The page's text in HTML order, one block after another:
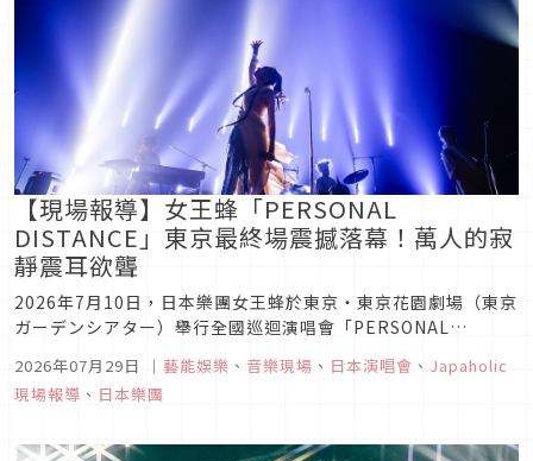
【現場報導】女王蜂「PERSONAL
DISTANCE」東京最終場震撼落幕！萬人的寂
靜震耳欲聾
2026年7月10日，日本樂團女王蜂於東京・東京花園劇場（東京
ガーデンシアター）舉行全國巡迴演唱會「PERSONAL
《PERSONAL》為核心，自4月10日千葉場起跑，走遍日本全國
13座會場。
2026年07月29日 ｜ 藝能娛樂 、 音樂現場 、 日本演唱會 、 Japaholic
現場報導 、 日本樂團